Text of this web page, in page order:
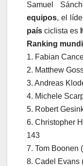
Samuel
equipos, el
país ciclista es
Ranking
1. Fabian
2. Matthew
3. Andreas
4. Michele
5. Robert
6. Christopher
143
7. Tom Boonen
8. Cadel Evans